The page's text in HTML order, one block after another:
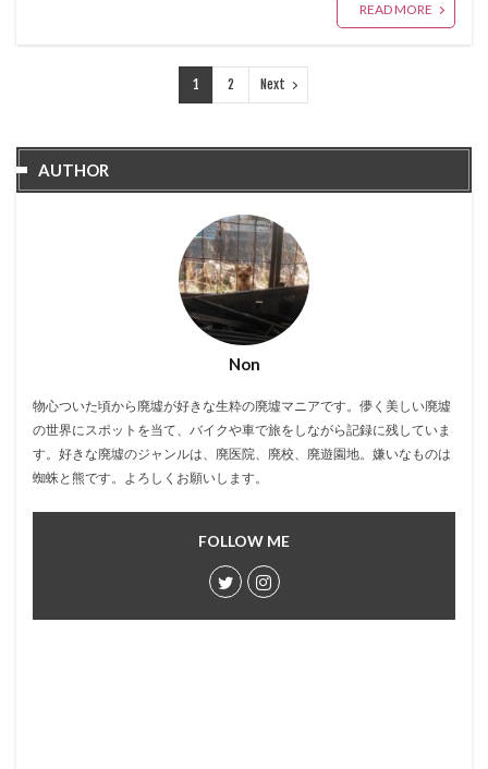
READ MORE
1 2 Next
AUTHOR
Non
物心ついた頃から廃墟が好きな生粋の廃墟マニアです。儚く美しい廃墟
の世界にスポットを当て、バイクや車で旅をしながら記録に残していま
す。好きな廃墟のジャンルは、廃医院、廃校、廃遊園地。嫌いなものは
蜘蛛と熊です。よろしくお願いします。
FOLLOW ME